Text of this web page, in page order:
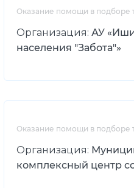
Оказание помощи в подборе
Организация: АУ
населения "Забота"»
Оказание помощи в подборе
Организация:
комплексный центр